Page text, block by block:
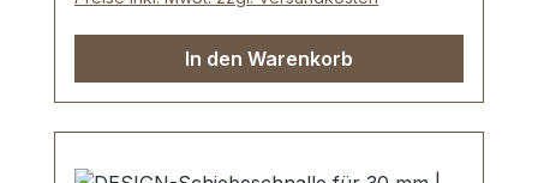
In den Warenkorb